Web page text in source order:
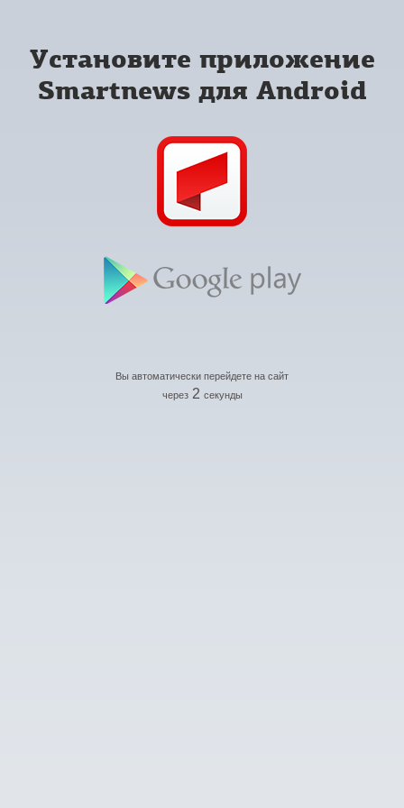
Установите приложение
Smartnews для Android
Вы автоматически перейдете на сайт
через 2 секунды